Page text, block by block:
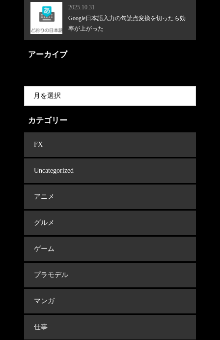
2025.10.31
Google日本語入力の句読点変換を切ったら効
率が上がった
アーカイブ
カテゴリー
FX
Uncategorized
アニメ
グルメ
ゲーム
プラモデル
マンガ
仕事